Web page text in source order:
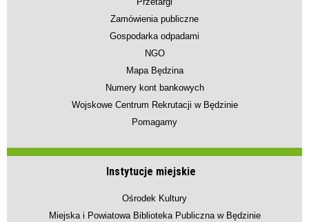
Zamówienia publiczne
Gospodarka odpadami
NGO
Mapa Będzina
Numery kont bankowych
Wojskowe Centrum Rekrutacji w Będzinie
Pomagamy
Instytucje miejskie
Ośrodek Kultury
Miejska i Powiatowa Biblioteka Publiczna w Będzinie